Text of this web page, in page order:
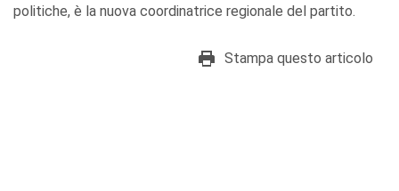
politiche, è la nuova coordinatrice regionale del partito.
Stampa questo articolo